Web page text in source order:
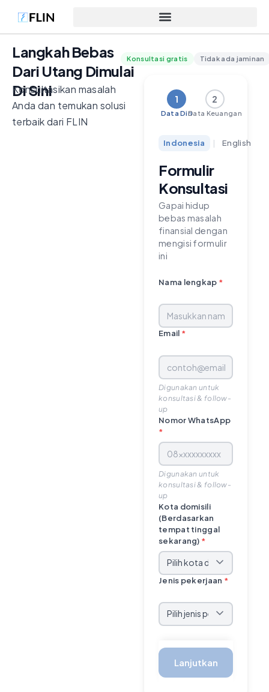
Langkah Bebas
Dari Utang Dimulai
Di Sini
Konsultasikan masalah
Anda dan temukan solusi
terbaik dari FLIN
Konsultasi gratis Tidak ada jaminan
1
Data Diri
2
Data Keuangan
Formulir
Konsultasi
Gapai hidup
bebas masalah
finansial dengan
mengisi formulir
ini
Indonesia | English
Nama lengkap *
Email *
Digunakan untuk
konsultasi & follow-
up
Nomor WhatsApp
*
Digunakan untuk
konsultasi & follow-
up
Kota domisili
(Berdasarkan
tempat tinggal
sekarang) *
Jenis pekerjaan *
Lanjutkan